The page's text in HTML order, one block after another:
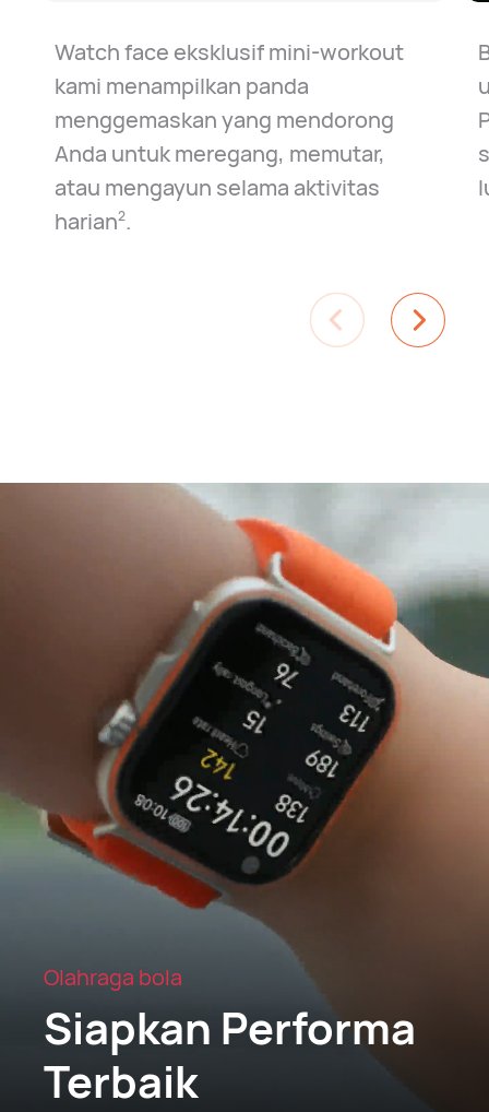
Watch face eksklusif mini-workout
kami menampilkan panda
menggemaskan yang mendorong
Anda untuk meregang, memutar,
atau mengayun selama aktivitas
harian⁠2.
Olahraga bola
Siapkan Performa
Terbaik